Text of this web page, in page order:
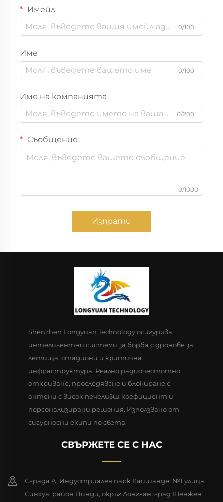
Имейл
0/100
Име
0/100
Име на компанията
0/200
Съобщение
0/1000
Изпрати
Shenzhen Longyuan Technology осигурява
интелигентни системи за борба с дронове за
летища, стадиони и критична
инфраструктура. Реално радиочестотно
откриване, проследяване и блокиране с
антени с висок печеливш коефициент и
персонализирани решения. Използвано от
сигурносни екипи по света.
СВЪРЖЕТЕ СЕ С НАС
Сграда А, Индустриален парк Каишанде, №1 улица
Синхуа, район Пинди, окръг Лонгган, град Шенжен